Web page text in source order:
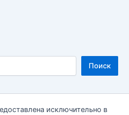
Поиск
исключительно в